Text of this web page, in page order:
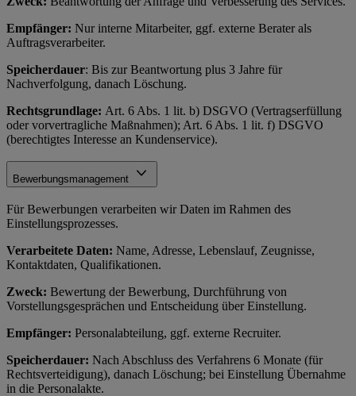
Empfänger: Nur interne Mitarbeiter, ggf. externe Berater als
Auftragsverarbeiter.
Speicherdauer: Bis zur Beantwortung plus 3 Jahre für
Nachverfolgung, danach Löschung.
Rechtsgrundlage: Art. 6 Abs. 1 lit. b) DSGVO (Vertragserfüllung
oder vorvertragliche Maßnahmen); Art. 6 Abs. 1 lit. f) DSGVO
(berechtigtes Interesse an Kundenservice).
Bewerbungsmanagement
Für Bewerbungen verarbeiten wir Daten im Rahmen des
Einstellungsprozesses.
Verarbeitete Daten: Name, Adresse, Lebenslauf, Zeugnisse,
Kontaktdaten, Qualifikationen.
Zweck: Bewertung der Bewerbung, Durchführung von
Vorstellungsgesprächen und Entscheidung über Einstellung.
Empfänger: Personalabteilung, ggf. externe Recruiter.
Speicherdauer: Nach Abschluss des Verfahrens 6 Monate (für
Rechtsverteidigung), danach Löschung; bei Einstellung Übernahme
in die Personalakte.